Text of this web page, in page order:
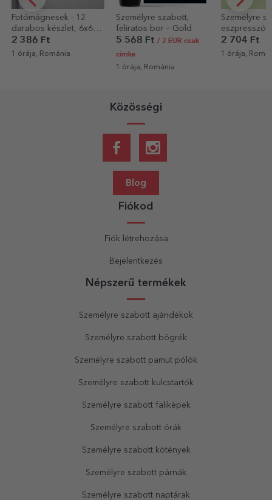
Személyre szabott,
feliratos bor – Gold
5 568 Ft
címke
Személyre szabott
eszpresszós csésze
fotóval és szöveggel
2 704 Ft
1 órája, Románia
Személyre
párna
szöveggel
kóddal – A
3 898 Ft
2 órája,
Közösségi
Blog
Fiókod
Fiók létrehozása
Bejelentkezés
Népszerű termékek
Személyre szabott ajándékok
Személyre szabott bögrék
Személyre szabott pamut pólók
Személyre szabott kulcstartók
Személyre szabott faliképek
Személyre szabott órák
Személyre szabott kötények
Személyre szabott párnák
Személyre szabott naptárak